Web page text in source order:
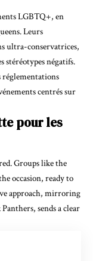
LGBTQ+, en
Leurs
ultra-conservatrices,
stéréotypes négatifs.
réglementations
centrés sur
pour les
Groups like the
occasion, ready to
approach, mirroring
sends a clear